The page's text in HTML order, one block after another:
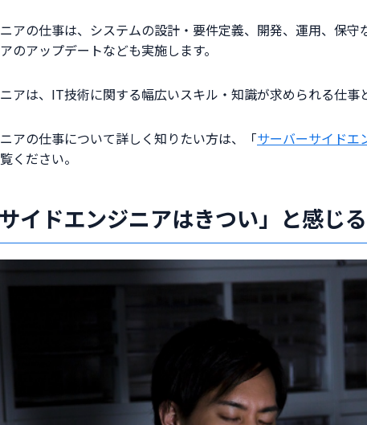
アの仕事は、システムの設計・要件定義、開発、運用、保
のアップデートなども実施します。
アは、IT技術に関する幅広いスキル・知識が求められる仕事
アの仕事について詳しく知りたい方は、「サーバーサイドエ
ください。
サイドエンジニアはきつい」と感じ